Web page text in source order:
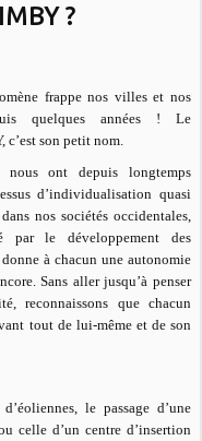
?
frappe nos villes et nos
quelques années ! Le
c’est son petit nom.
nous ont depuis longtemps
d’individualisation quasi
nos sociétés occidentales,
par le développement des
à chacun une autonomie
Sans aller jusqu’à penser
reconnaissons que chacun
tout de lui-même et de son
le passage d’une
celle d’un centre d’insertion